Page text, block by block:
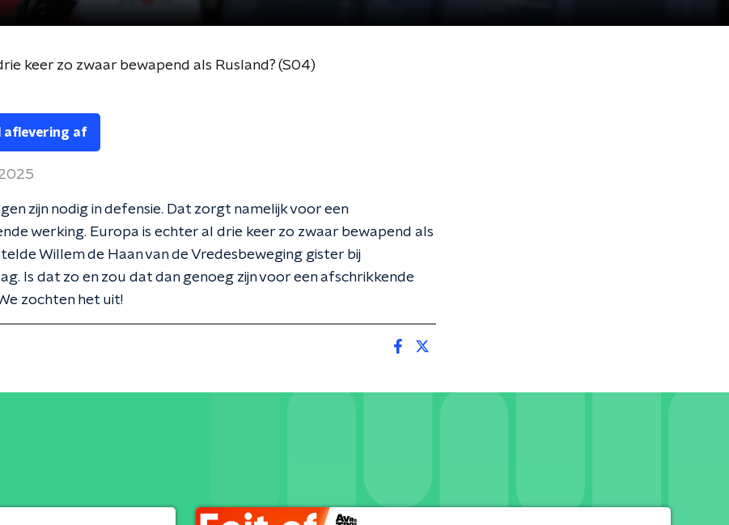
keer zo zwaar bewapend als Rusland? (S04)
aflevering af
zijn nodig in defensie. Dat zorgt namelijk voor een
werking. Europa is echter al drie keer zo zwaar bewapend als
Willem de Haan van de Vredesbeweging gister bij
Is dat zo en zou dat dan genoeg zijn voor een afschrikkende
zochten het uit!